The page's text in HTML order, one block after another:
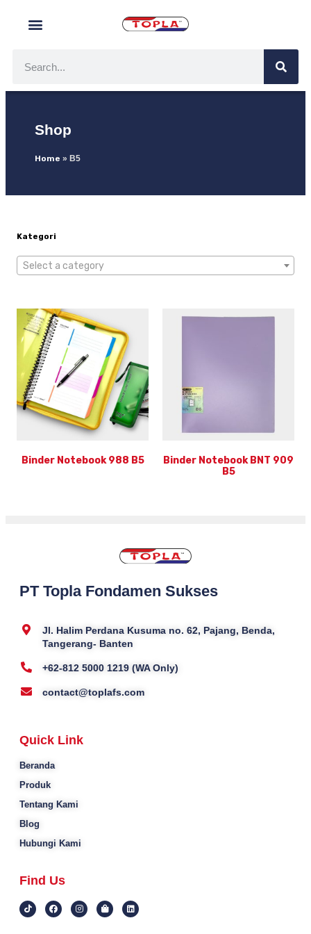
Shop
Home » B5
Kategori
Select a category
Binder Notebook 988 B5
Binder Notebook BNT 909
B5
PT Topla Fondamen Sukses
Jl. Halim Perdana Kusuma no. 62, Pajang, Benda,
Tangerang- Banten
+62-812 5000 1219 (WA Only)
contact@toplafs.com
Quick Link
Beranda
Produk
Tentang Kami
Blog
Hubungi Kami
Find Us